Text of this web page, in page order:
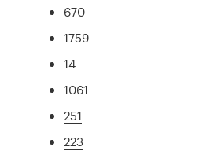
670
1759
14
1061
251
223